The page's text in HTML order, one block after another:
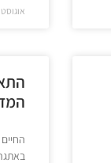
אוגוסט 5,